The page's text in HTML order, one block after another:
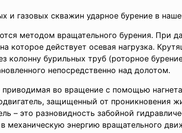
и газовых скважин ударное бурение в
методом вращательного бурения. При
действует осевая нагрузка.
колонну бурильных труб (роторное
непосредственно над долотом.
приводимая во вращение с помощью
защищенный от проникновения
– это разновидность забойной
механическую энергию вращательного